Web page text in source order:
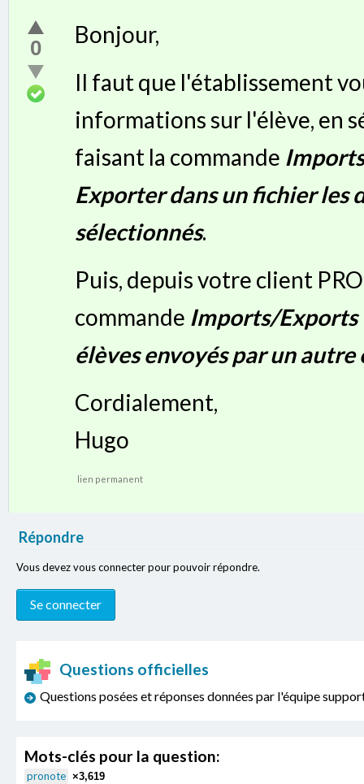
0
Bonjour,
Il faut que l'établissement
informations sur l'élève, en
faisant la commande
Exporter dans un fichier les
sélectionnés.
Puis, depuis votre client
commande Imports/Exports
élèves envoyés par un
Cordialement,
Hugo
lien permanent
Répondre
Vous devez vous connecter pour pouvoir répondre.
Questions officielles
Questions posées et réponses données par l'équipe
Mots-clés pour la question:
pronote ×3,619